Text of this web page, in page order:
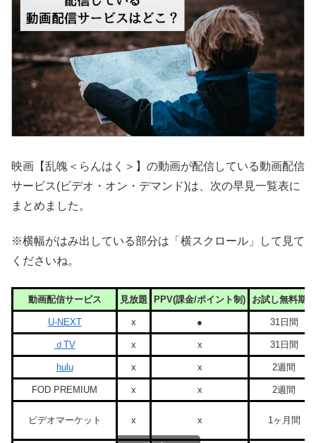
映画【乱魄＜らんはく＞】の動画が配信している動画配信
サービス(ビデオ・オン・デマンド)は、次の早見一覧表に
まとめました。
※横幅がはみ出している部分は「横スクロール」して見て
くださいね。
動画配信サービス 見放題 PPV(課金/ポイント制) お試し無料期間
U-NEXT x ● 31日間
ｄTV x x 31日間
hulu x x 2週間
FOD PREMIUM x x 2週間
ビデオマーケット x x 1ヶ月間